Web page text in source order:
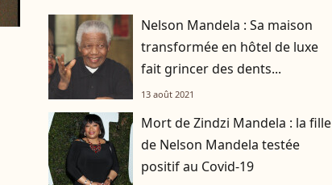
Nelson Mandela : Sa maison
transformée en hôtel de luxe
fait grincer des dents...
13 août 2021
Mort de Zindzi Mandela : la fille
de Nelson Mandela testée
positif au Covid-19